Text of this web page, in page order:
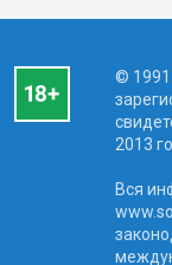
©
2013
Вся